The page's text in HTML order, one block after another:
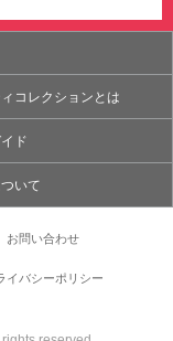
コレクションとは
ド
いて
お問い合わせ
イバシーポリシー